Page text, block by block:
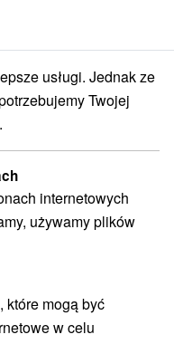
Kubašok Spišské Bystré
do
usługi. Jednak ze
Twojej
internetowych
używamy plików
które mogą być
w celu